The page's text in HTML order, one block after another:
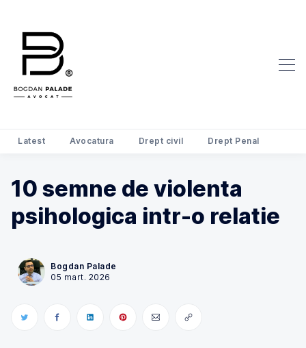
Search Avocat Bogdan
Latest Avocatura Drept civil Drept Penal
10 semne de violenta
psihologica intr-o relatie
Bogdan Palade
05 mart. 2026